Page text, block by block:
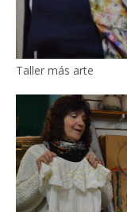
Taller más arte